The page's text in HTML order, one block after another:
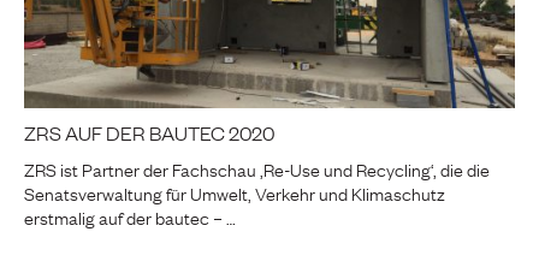
ZRS AUF DER BAUTEC 2020
ZRS ist Partner der Fachschau ‚Re-Use und Recycling‘, die die
Senatsverwaltung für Umwelt, Verkehr und Klimaschutz
erstmalig auf der bautec – …